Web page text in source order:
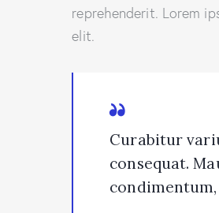
reprehenderit. Lorem
elit.
Curabitur
consequat.